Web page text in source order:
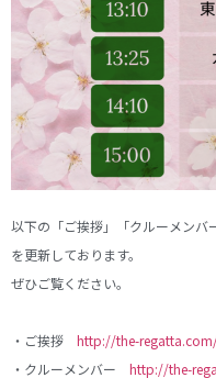
以下の「ご挨拶」「クルーメンバ
を更新しております。
ぜひご覧ください。
・ご挨拶 http://the-
・クルーメンバー http://the-